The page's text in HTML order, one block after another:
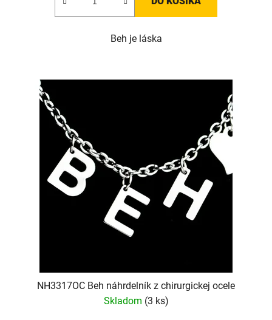
Beh je láska
NH3317OC Beh náhrdelník z chirurgickej ocele
Skladom (3 ks)